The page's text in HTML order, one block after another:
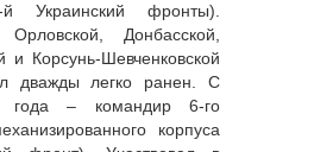
фронты).
Донбасской,
и Корсунь-Шевченковской
дважды легко ранен. С
года – командир 6-го
корпуса